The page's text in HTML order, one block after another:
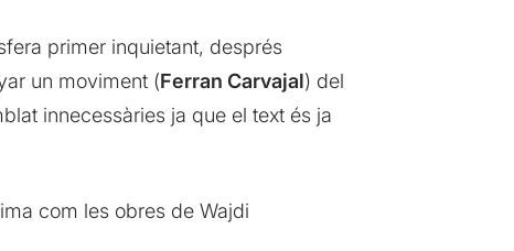
primer inquietant, després
un moviment (Ferran Carvajal) del
innecessàries ja que el text és ja
com les obres de Wajdi